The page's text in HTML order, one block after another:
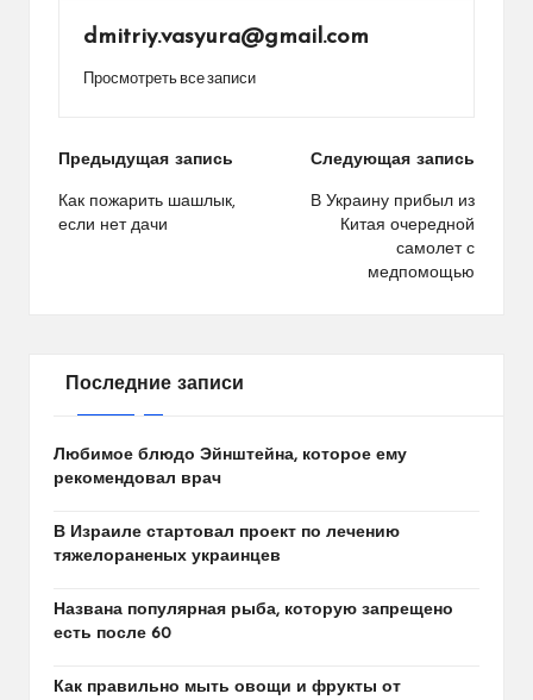
dmitriy.vasyura@gmail.com
Просмотреть все записи
Навигация
по
Предыдущая запись
Как пожарить шашлык,
если нет дачи
Следующая запись
В Украину прибыл из
Китая очередной
самолет с
медпомощью
Последние записи
Любимое блюдо Эйнштейна, которое ему
рекомендовал врач
В Израиле стартовал проект по лечению
тяжелораненых украинцев
Названа популярная рыба, которую запрещено
есть после 60
Как правильно мыть овощи и фрукты от